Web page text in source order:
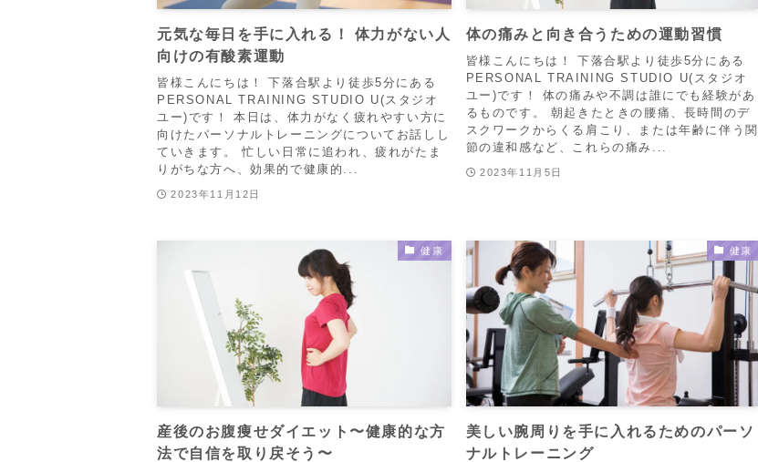
元気な毎日を手に入れる！ 体力がない人
向けの有酸素運動
皆様こんにちは！ 下落合駅より徒歩5分にある
PERSONAL TRAINING STUDIO U(スタジオ
ユー)です！ 本日は、体力がなく疲れやすい方に
向けたパーソナルトレーニングについてお話しし
ていきます。 忙しい日常に追われ、疲れがたま
りがちな方へ、効果的で健康的...
2023年11月12日
体の痛みと向き合うための運動習慣
皆様こんにちは！ 下落合駅より徒歩5分にある
PERSONAL TRAINING STUDIO U(スタジオ
ユー)です！ 体の痛みや不調は誰にでも経験があ
るものです。 朝起きたときの腰痛、長時間のデ
スクワークからくる肩こり、または年齢に伴う関
節の違和感など、これらの痛み...
2023年11月5日
健康
産後のお腹痩せダイエット〜健康的な方
法で自信を取り戻そう〜
健康
美しい腕周りを手に入れるためのパーソ
ナルトレーニング